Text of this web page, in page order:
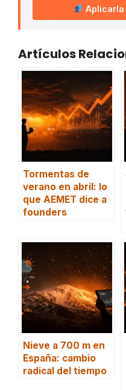
Aplicarla
Artículos
Tormentas de
verano en abril: lo
que AEMET dice a
founders
Nieve a 700 m en
España: cambio
radical del tiempo